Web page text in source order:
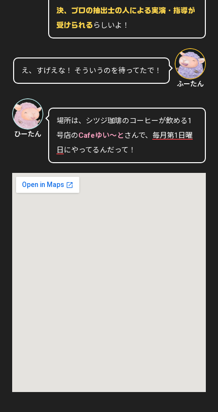
決、プロの抽出士の人による実演・指導が
受けられる らしいよ！
え、すげえな！ そういうのを待ってたで！
ふーたん
ひーたん
場所は、シツジ珈琲のコーヒーが飲める1
号店のCafeゆい〜と さんで、 毎月第1日曜
日 にやってるんだって！